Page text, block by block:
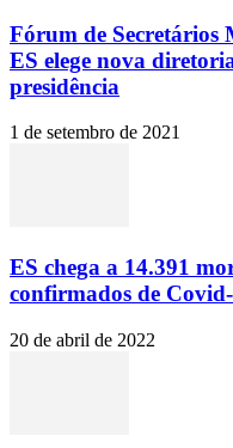
Fórum de
ES elege nova
presidência
1 de setembro de 2021
ES chega a 14.391
confirmados de
20 de abril de 2022